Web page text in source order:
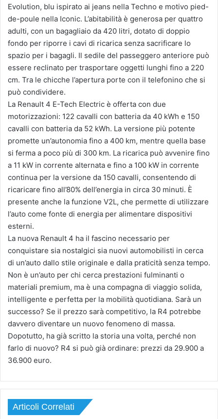
Evolution, blu ispirato ai jeans nella Techno e motivo pied-
de-poule nella Iconic. L’abitabilità è generosa per quattro
adulti, con un bagagliaio da 420 litri, dotato di doppio
fondo per riporre i cavi di ricarica senza sacrificare lo
spazio per i bagagli. Il sedile del passeggero anteriore può
essere reclinato per trasportare oggetti lunghi fino a 220
cm. Tra le chicche l’apertura porte con il telefonino che si
può condividere.
La Renault 4 E-Tech Electric è offerta con due
motorizzazioni: 122 cavalli con batteria da 40 kWh e 150
cavalli con batteria da 52 kWh. La versione più potente
promette un’autonomia fino a 400 km, mentre quella base
si ferma a poco più di 300 km. La ricarica può avvenire fino
a 11 kW in corrente alternata e fino a 100 kW in corrente
continua per la versione da 150 cavalli, consentendo di
ricaricare fino all’80% dell’energia in circa 30 minuti. È
presente anche la funzione V2L, che permette di utilizzare
l’auto come fonte di energia per alimentare dispositivi
esterni.
La nuova Renault 4 ha il fascino necessario per
conquistare sia nostalgici sia nuovi automobilisti in cerca
di un’auto dallo stile originale e dalla praticità senza tempo.
Non è un’auto per chi cerca prestazioni fulminanti o
materiali premium, ma è una compagna di viaggio solida,
intelligente e perfetta per la mobilità quotidiana. Sarà un
successo? Se il prezzo sarà competitivo, la R4 potrebbe
davvero diventare un nuovo fenomeno di massa.
Dopotutto, ha già scritto la storia una volta, perché non
farlo di nuovo? R4 si può già ordinare: prezzi da 29.900 a
36.900 euro.
Articoli Correlati